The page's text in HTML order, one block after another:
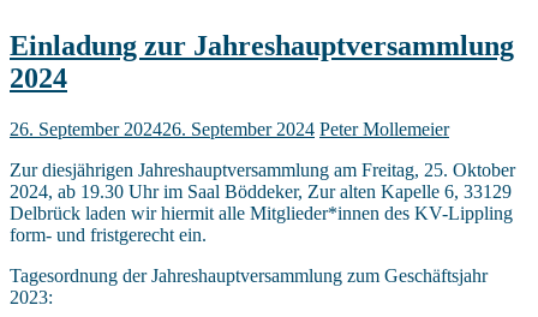
Einladung zur Jahreshauptversammlung
2024
26. September 202426. September 2024 Peter Mollemeier
Zur diesjährigen Jahreshauptversammlung am Freitag, 25. Oktober
2024, ab 19.30 Uhr im Saal Böddeker, Zur alten Kapelle 6, 33129
Delbrück laden wir hiermit alle Mitglieder*innen des KV-Lippling
form- und fristgerecht ein.
Tagesordnung der Jahreshauptversammlung zum Geschäftsjahr
2023: